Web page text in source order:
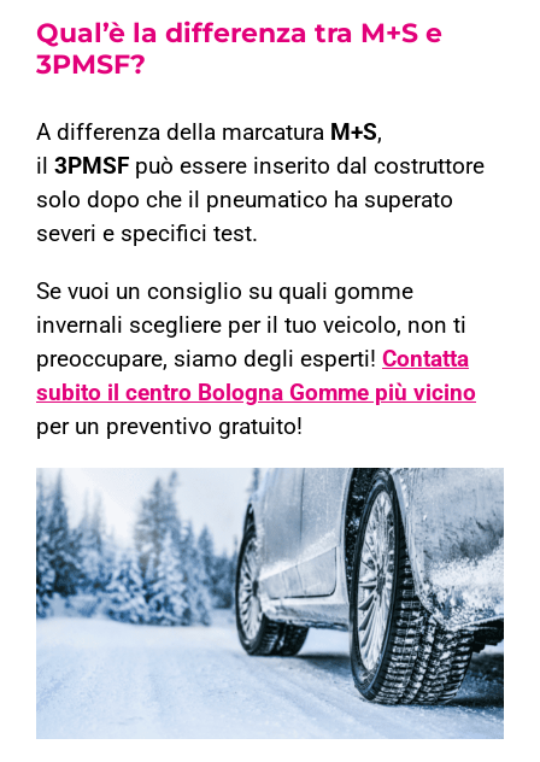
Qual’è la differenza tra M+S e
3PMSF?
A differenza della marcatura M+S,
il 3PMSFpuò essere inserito dal costruttore
solo dopo che il pneumatico ha superato
severi e specifici test.
Se vuoi un consiglio su quali gomme
invernali scegliere per il tuo veicolo, non ti
preoccupare, siamo degli esperti! Contatta
subito il centro Bologna Gomme più vicino
per un preventivo gratuito!